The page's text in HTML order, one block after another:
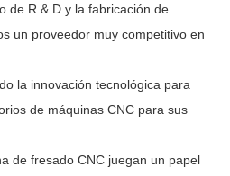
de R & D y la fabricación de
un proveedor muy competitivo en
la innovación tecnológica para
de máquinas CNC para sus
de fresado CNC juegan un papel